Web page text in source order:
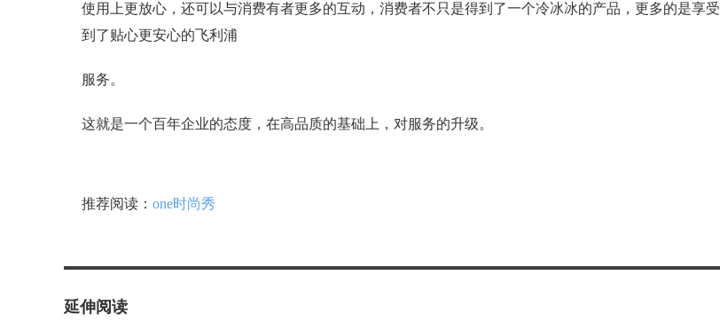
使用上更放心，还可以与消费有者更多的互动，消费者不只是得到了一个冷冰冰的产品，更多的是享受
到了贴心更安心的飞利浦
服务。
这就是一个百年企业的态度，在高品质的基础上，对服务的升级。
推荐阅读： one时尚秀
延伸阅读